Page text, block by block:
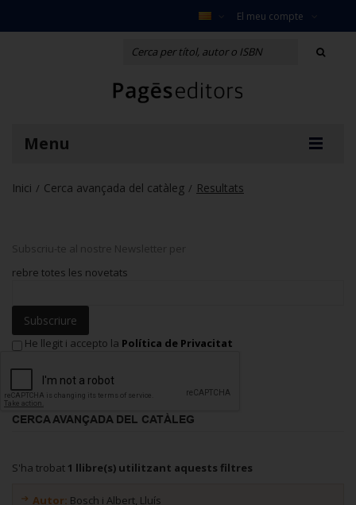
El meu compte
Menu
Inici / Cerca avançada del catàleg / Resultats
Subscriu-te al nostre Newsletter per
rebre totes les novetats
Subscriure
He llegit i accepto la Política de Privacitat
CERCA AVANÇADA DEL CATÀLEG
S'ha trobat 1 llibre(s) utilitzant aquests filtres
Autor: Bosch i Albert, Lluís